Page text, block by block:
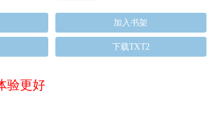
加入书架
下载TXT2
验更好